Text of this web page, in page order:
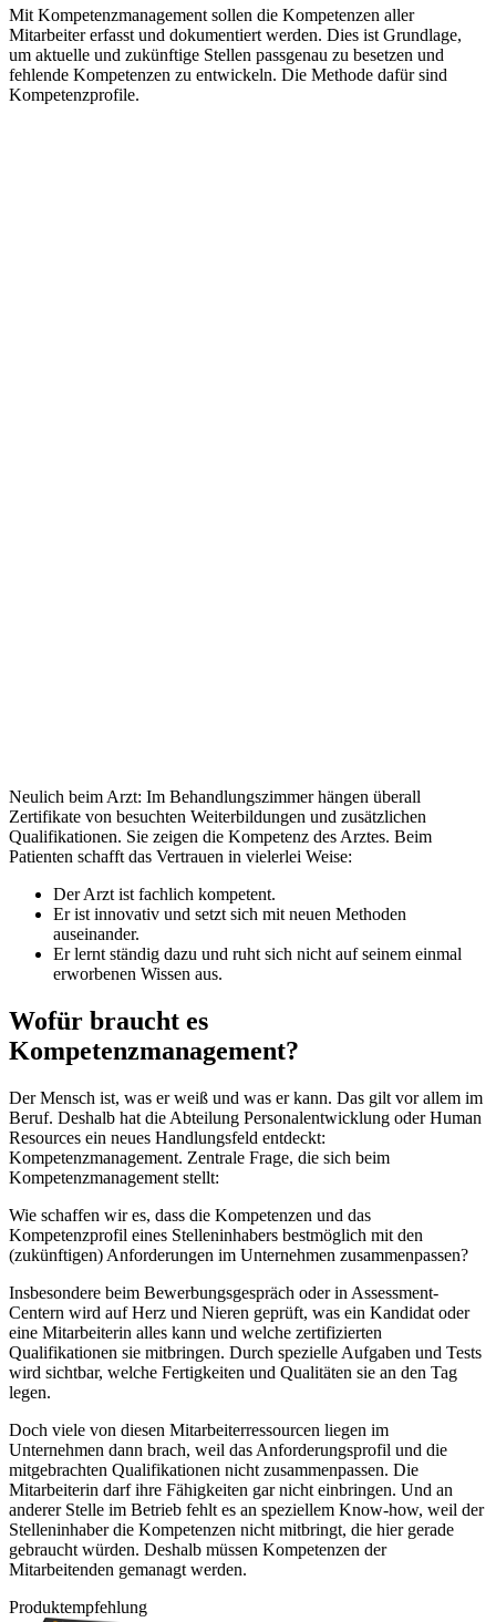
Mit Kompetenzmanagement sollen die Kompetenzen aller
Mitarbeiter erfasst und dokumentiert werden. Dies ist Grundlage,
um aktuelle und zukünftige Stellen passgenau zu besetzen und
fehlende Kompetenzen zu entwickeln. Die Methode dafür sind
Kompetenzprofile.
Neulich beim Arzt: Im Behandlungszimmer hängen überall
Zertifikate von besuchten Weiterbildungen und zusätzlichen
Qualifikationen. Sie zeigen die Kompetenz des Arztes. Beim
Patienten schafft das Vertrauen in vielerlei Weise:
Der Arzt ist fachlich kompetent.
Er ist innovativ und setzt sich mit neuen Methoden
auseinander.
Er lernt ständig dazu und ruht sich nicht auf seinem einmal
erworbenen Wissen aus.
Wofür braucht es
Kompetenzmanagement?
Der Mensch ist, was er weiß und was er kann. Das gilt vor allem im
Beruf. Deshalb hat die Abteilung Personalentwicklung oder Human
Resources ein neues Handlungsfeld entdeckt:
Kompetenzmanagement. Zentrale Frage, die sich beim
Kompetenzmanagement stellt:
Wie schaffen wir es, dass die Kompetenzen und das
Kompetenzprofil eines Stelleninhabers bestmöglich mit den
(zukünftigen) Anforderungen im Unternehmen zusammenpassen?
Insbesondere beim Bewerbungsgespräch oder in Assessment-
Centern wird auf Herz und Nieren geprüft, was ein Kandidat oder
eine Mitarbeiterin alles kann und welche zertifizierten
Qualifikationen sie mitbringen. Durch spezielle Aufgaben und Tests
wird sichtbar, welche Fertigkeiten und Qualitäten sie an den Tag
legen.
Doch viele von diesen Mitarbeiterressourcen liegen im
Unternehmen dann brach, weil das Anforderungsprofil und die
mitgebrachten Qualifikationen nicht zusammenpassen. Die
Mitarbeiterin darf ihre Fähigkeiten gar nicht einbringen. Und an
anderer Stelle im Betrieb fehlt es an speziellem Know-how, weil der
Stelleninhaber die Kompetenzen nicht mitbringt, die hier gerade
gebraucht würden. Deshalb müssen Kompetenzen der
Mitarbeitenden gemanagt werden.
Produktempfehlung